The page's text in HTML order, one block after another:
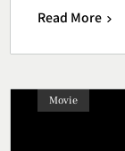
Read More
Movie